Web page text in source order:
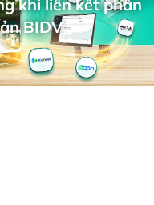
khi liên kết phần
BIDV